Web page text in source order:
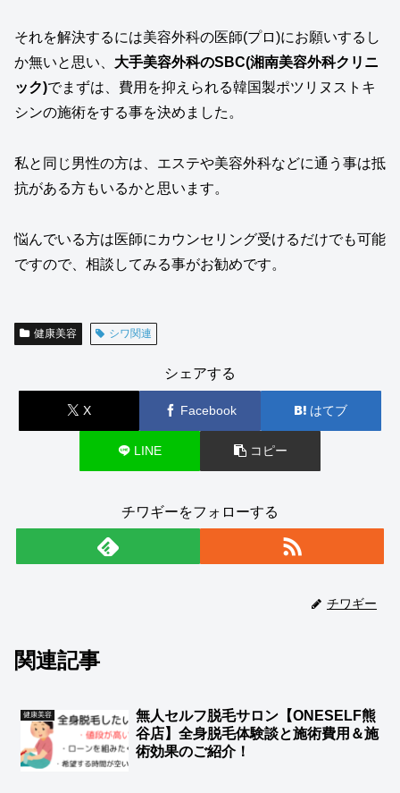
それを解決するには美容外科の医師(プロ)にお願いするし
か無いと思い、 大手美容外科のSBC(湘南美容外科クリニ
ック)でまずは、費用を抑えられる韓国製ポツリヌストキ
シンの施術をする事を決めました。
私と同じ男性の方は、エステや美容外科などに通う事は抵
抗がある方もいるかと思います。
悩んでいる方は医師にカウンセリング受けるだけでも可能
ですので、相談してみる事がお勧めです。
健康美容 シワ関連
シェアする
X Facebook はてブ
LINE コピー
チワギーをフォローする
チワギー
関連記事
健康美容
無人セルフ脱毛サロン【ONESELF熊
谷店】全身脱毛体験談と施術費用＆施
術効果のご紹介！